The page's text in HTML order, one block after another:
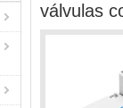
válvulas